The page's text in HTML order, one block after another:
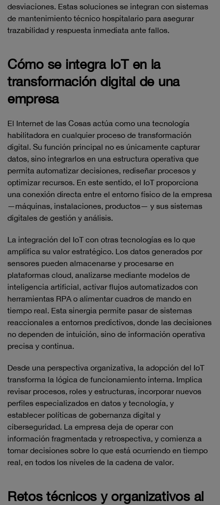
desviaciones. Estas soluciones se integran con sistemas
de mantenimiento técnico hospitalario para asegurar
trazabilidad y respuesta inmediata ante fallos.
Cómo se integra IoT en la
transformación digital de una
empresa
El Internet de las Cosas actúa como una tecnología
habilitadora en cualquier proceso de transformación
digital. Su función principal no es únicamente capturar
datos, sino integrarlos en una estructura operativa que
permita automatizar decisiones, rediseñar procesos y
optimizar recursos. En este sentido, el IoT proporciona
una conexión directa entre el entorno físico de la empresa
—máquinas, instalaciones, productos— y sus sistemas
digitales de gestión y análisis.
La integración del IoT con otras tecnologías es lo que
amplifica su valor estratégico. Los datos generados por
sensores pueden almacenarse y procesarse en
plataformas cloud, analizarse mediante modelos de
inteligencia artificial, activar flujos automatizados con
herramientas RPA o alimentar cuadros de mando en
tiempo real. Esta sinergia permite pasar de sistemas
reaccionales a entornos predictivos, donde las decisiones
no dependen de intuición, sino de información operativa
precisa y continua.
Desde una perspectiva organizativa, la adopción del IoT
transforma la lógica de funcionamiento interna. Implica
revisar procesos, roles y estructuras, incorporar nuevos
perfiles especializados en datos y tecnología, y
establecer políticas de gobernanza digital y
ciberseguridad. La empresa deja de operar con
información fragmentada y retrospectiva, y comienza a
tomar decisiones sobre lo que está ocurriendo en tiempo
real, en todos los niveles de la cadena de valor.
Retos técnicos y organizativos al